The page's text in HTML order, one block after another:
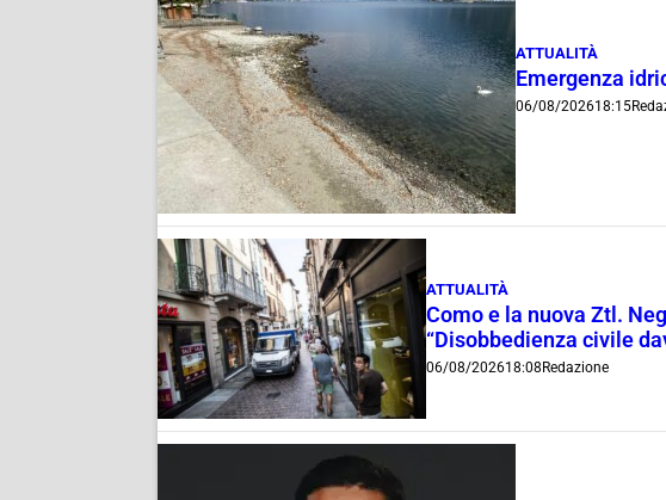
ATTUALITÀ
Emergenza
06/08/202618:15
ATTUALITÀ
Como e la nuova Ztl.
“Disobbedienza civile
06/08/202618:08 Redazione